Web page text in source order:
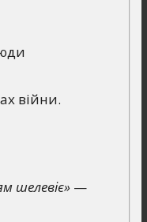
війни.
шелевіє» —